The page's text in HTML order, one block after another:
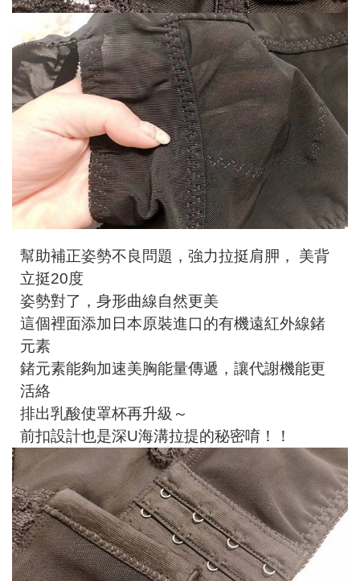
幫助補正姿勢不良問題，強力拉挺肩胛， 美背
立挺20度
姿勢對了，身形曲線自然更美
這個裡面添加日本原裝進口的有機遠紅外線鍺
元素
鍺元素能夠加速美胸能量傳遞，讓代謝機能更
活絡
排出乳酸使罩杯再升級～
前扣設計也是深U海溝拉提的秘密唷！！